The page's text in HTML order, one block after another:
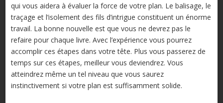
qui vous aidera à évaluer la force de votre plan. Le balisage, le
traçage et l’isolement des fils d’intrigue constituent un énorme
travail. La bonne nouvelle est que vous ne devrez pas le
refaire pour chaque livre. Avec l’expérience vous pourrez
accomplir ces étapes dans votre tête. Plus vous passerez de
temps sur ces étapes, meilleur vous deviendrez. Vous
atteindrez même un tel niveau que vous saurez
instinctivement si votre plan est suffisamment solide.